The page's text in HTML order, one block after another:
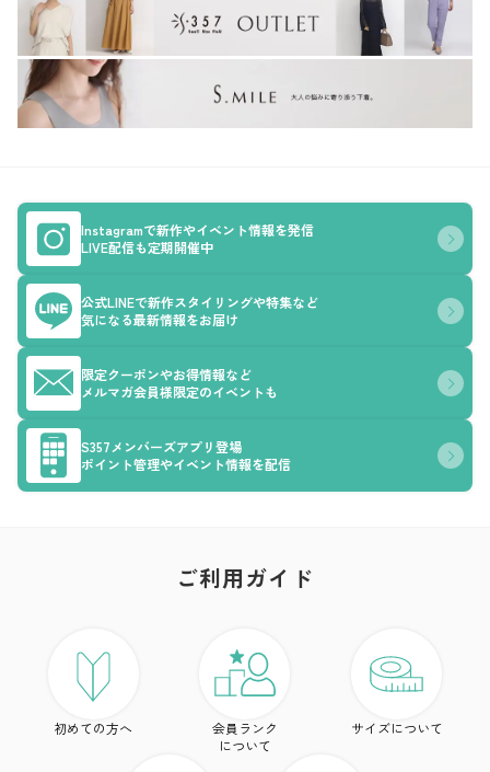
Instagramで新作やイベント情報を発信
LIVE配信も定期開催中
公式LINEで新作スタイリングや特集など
気になる最新情報をお届け
限定クーポンやお得情報など
メルマガ会員様限定のイベントも
S357メンバーズアプリ登場
ポイント管理やイベント情報を配信
ご利用ガイド
初めての方へ
会員ランク
について
サイズについて